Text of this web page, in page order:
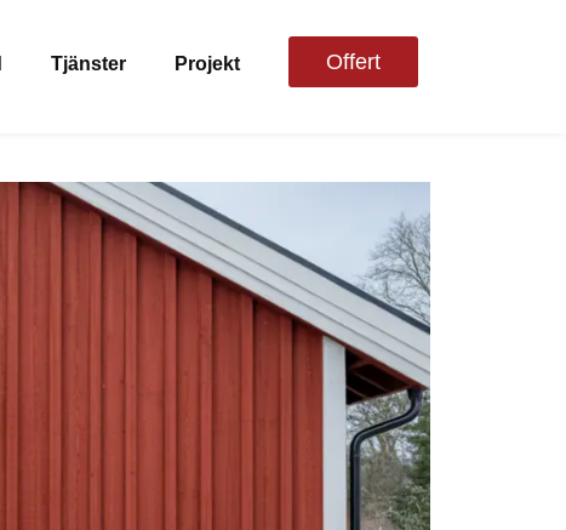
Tjänster Projekt Offert